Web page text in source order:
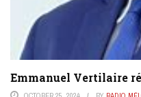
Emmanuel Vertilaire